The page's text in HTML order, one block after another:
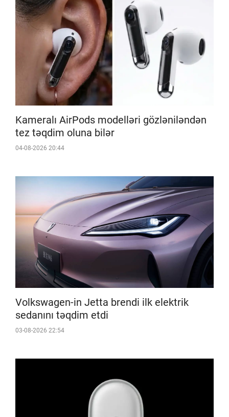
Kameralı AirPods modelləri gözləniləndən
tez təqdim oluna bilər
04-08-2026 20:44
Volkswagen-in Jetta brendi ilk elektrik
sedanını təqdim etdi
03-08-2026 22:54